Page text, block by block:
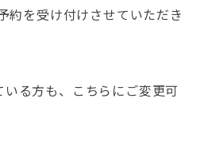
約を受け付けさせていただき
る方も、こちらにご変更可